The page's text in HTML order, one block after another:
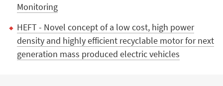
Monitoring
HEFT - Novel concept of a low cost, high power
density and highly efficient recyclable motor for next
generation mass produced electric vehicles